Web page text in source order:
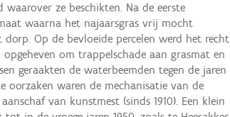
ze beschikten. Na de eerste
waarna het najaarsgras vrij mocht
Op de bevloeide percelen werd het recht
om trappelschade aan grasmat en
geraakten de waterbeemden tegen de jaren
oorzaken waren de mechanisatie van de
van kunstmest (sinds 1910). Een klein